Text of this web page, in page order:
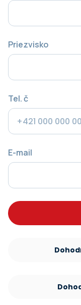
Priezvisko
Tel. č
E-mail